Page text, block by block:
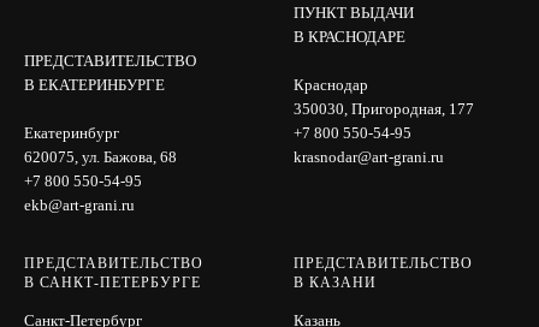
ПРЕДСТАВИТЕЛЬСТВО
В ЕКАТЕРИНБУРГЕ
Екатеринбург
620075, ул. Бажова, 68
+7 800 550-54-95
ekb@art-grani.ru
ПУНКТ ВЫДАЧИ
В КРАСНОДАРЕ
Краснодар
350030, Пригородная, 177
+7 800 550-54-95
krasnodar@art-grani.ru
ПРЕДСТАВИТЕЛЬСТВО
В САНКТ-ПЕТЕРБУРГЕ
Санкт-Петербург
ПРЕДСТАВИТЕЛЬСТВО
В КАЗАНИ
Казань